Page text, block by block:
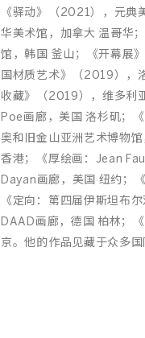
《驿动》（2021），元
华美术馆，加拿大 温哥华
馆，韩国 釜山；《开幕展
国材质艺术》（2019），
收藏》（2019），维多利
Poe画廊，美国 洛杉矶；
奥和旧金山亚洲艺术博物
香港；《厚绘画：Jean
Dayan画廊，美国 纽约；
《定向：第四届伊斯坦布
DAAD画廊，德国 柏林；
京。他的作品见藏于众多